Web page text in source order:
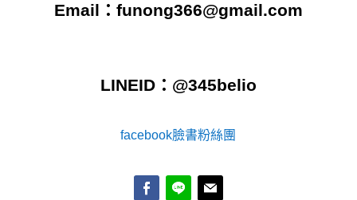
Email： funong366@gmail.com
LINEID：@345belio
facebook臉書粉絲團